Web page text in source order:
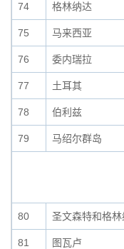
74 格林纳达
75 马来西亚
76 委内瑞拉
77 土耳其
78 伯利兹
79 马绍尔群岛
80 圣文森特和格
81 图瓦卢